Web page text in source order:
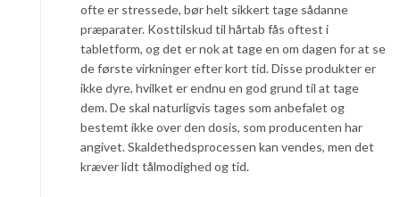
ofte er stressede, bør helt sikkert tage sådanne
præparater. Kosttilskud til hårtab fås oftest i
tabletform, og det er nok at tage en om dagen for at se
de første virkninger efter kort tid. Disse produkter er
ikke dyre, hvilket er endnu en god grund til at tage
dem. De skal naturligvis tages som anbefalet og
bestemt ikke over den dosis, som producenten har
angivet. Skaldethedsprocessen kan vendes, men det
kræver lidt tålmodighed og tid.